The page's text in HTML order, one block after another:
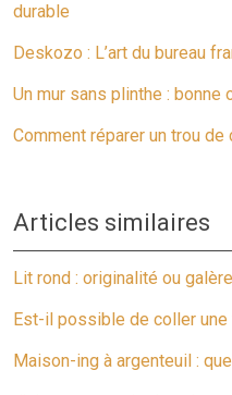
durable
Deskozo : L’art du bureau
Un mur sans plinthe : bonne
Comment réparer un trou de
Articles similaires
Lit rond : originalité ou
Est-il possible de coller
Maison-ing à argenteuil :